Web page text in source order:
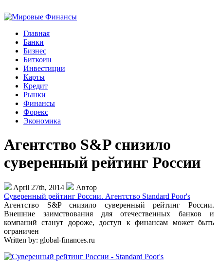
Главная
Банки
Бизнес
Биткоин
Инвестиции
Карты
Кредит
Рынки
Финансы
Форекс
Экономика
Агентство S&P снизило
суверенный рейтинг России
April 27th, 2014
Автор
Суверенный рейтинг России. Агентство Standard Poor's
Агентство S&P снизило суверенный рейтинг России.
Внешние заимствования для отечественных банков и
компаний станут дороже, доступ к финансам может быть
ограничен
Written by: global-finances.ru